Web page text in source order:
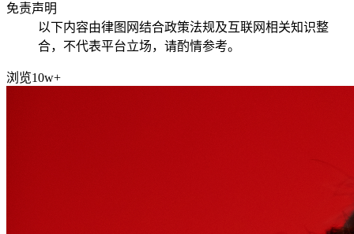
免责声明
以下内容由律图网结合政策法规及互联网相关知识整
合，不代表平台立场，请酌情参考。
浏览10w+